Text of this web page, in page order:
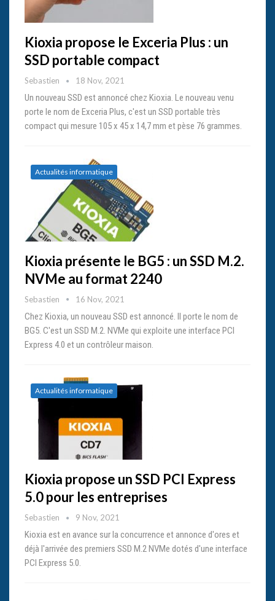
Kioxia propose le Exceria Plus : un
SSD portable compact
Sebastien 18 Nov, 2021
Un nouveau SSD est annoncé chez Kioxia. Le nouveau venu
porte le nom de Exceria Plus, c'est un SSD portable très
compact qui mesure 105 x 45 x 14,7 mm et pèse 76 grammes.
Actualités informatique
Kioxia présente le BG5 : un SSD M.2.
NVMe au format 2240
Sebastien 16 Nov, 2021
Chez Kioxia, un nouveau SSD est annoncé. Il porte le nom de
BG5. C'est un SSD M.2. NVMe qui exploite une interface PCI
Express 4.0 et un contrôleur maison.
Actualités informatique
Kioxia propose un SSD PCI Express
5.0 pour les entreprises
Sebastien 9 Nov, 2021
Kioxia est en avance sur la concurrence et annonce d'ores et
déjà l'arrivée des premiers SSD M.2 NVMe dotés d'une interface
PCI Express 5.0.